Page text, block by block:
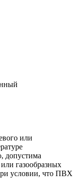
или
допустима
газообразных
условии, что ПВХ